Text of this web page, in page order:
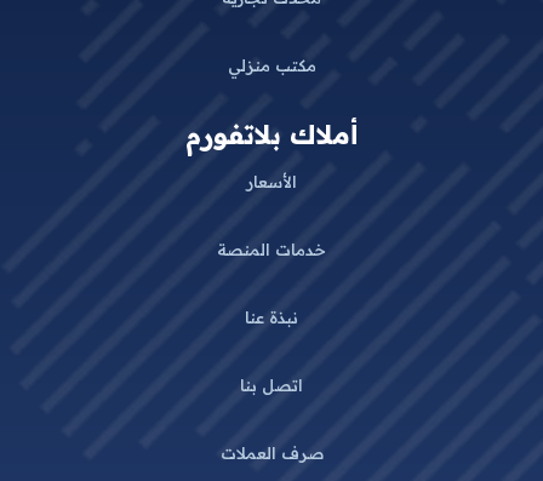
مكتب منزلي
أملاك بلاتفورم
الأسعار
خدمات المنصة
نبذة عنا
اتصل بنا
صرف العملات